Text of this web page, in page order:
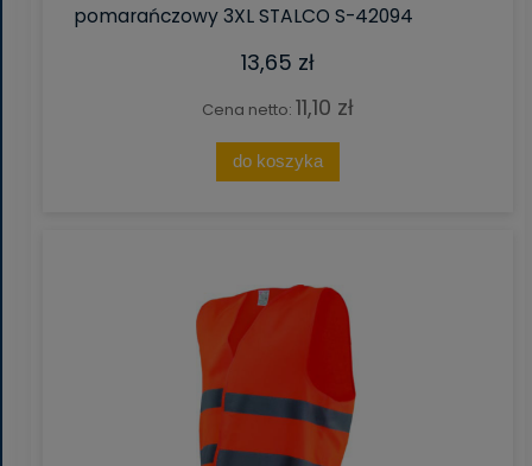
pomarańczowy 3XL STALCO S-42094
13,65 zł
Cena netto: 11,10 zł
do koszyka